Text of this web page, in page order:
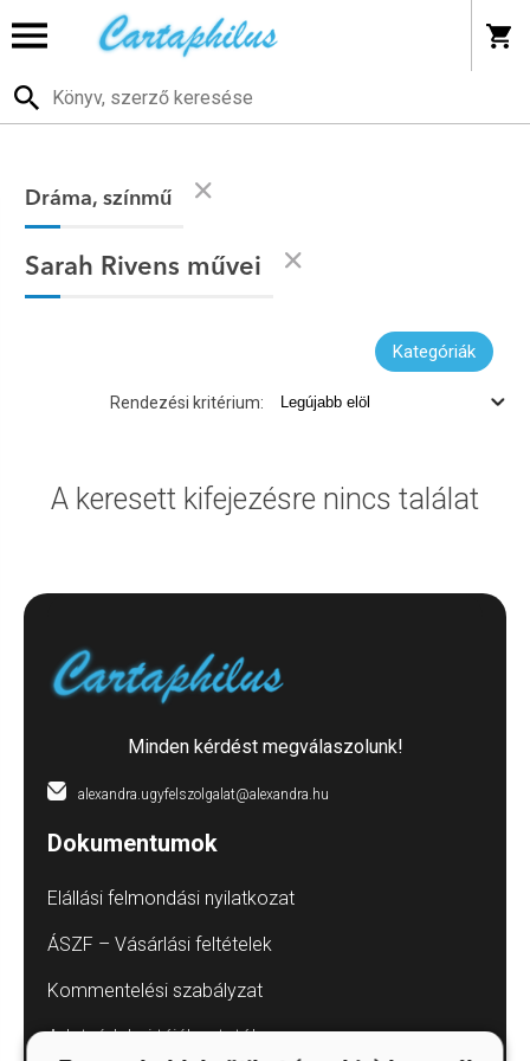
Dráma, színmű
Sarah Rivens művei
Kategóriák
Rendezési kritérium:
A keresett kifejezésre nincs találat
Minden kérdést megválaszolunk!
alexandra.ugyfelszolgalat@alexandra.hu
Dokumentumok
Elállási felmondási nyilatkozat
ÁSZF – Vásárlási feltételek
Kommentelési szabályzat
Adatvédelmi tájékoztatók